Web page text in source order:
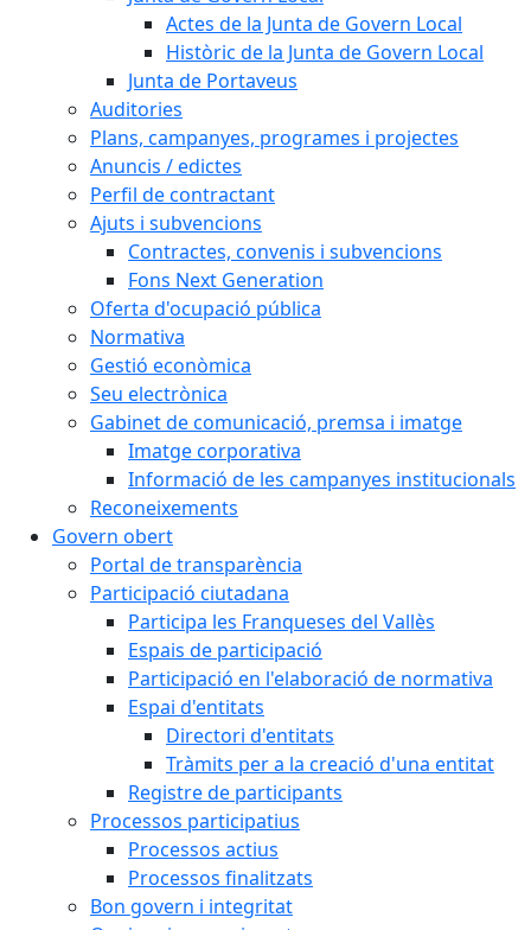
Actes de la Junta de Govern Local
Històric de la Junta de Govern Local
Junta de Portaveus
Auditories
Plans, campanyes, programes i projectes
Anuncis / edictes
Perfil de contractant
Ajuts i subvencions
Contractes, convenis i subvencions
Fons Next Generation
Oferta d'ocupació pública
Normativa
Gestió econòmica
Seu electrònica
Gabinet de comunicació, premsa i imatge
Imatge corporativa
Informació de les campanyes institucionals
Reconeixements
Govern obert
Portal de transparència
Participació ciutadana
Participa les Franqueses del Vallès
Espais de participació
Participació en l'elaboració de normativa
Espai d'entitats
Directori d'entitats
Tràmits per a la creació d'una entitat
Registre de participants
Processos participatius
Processos actius
Processos finalitzats
Bon govern i integritat